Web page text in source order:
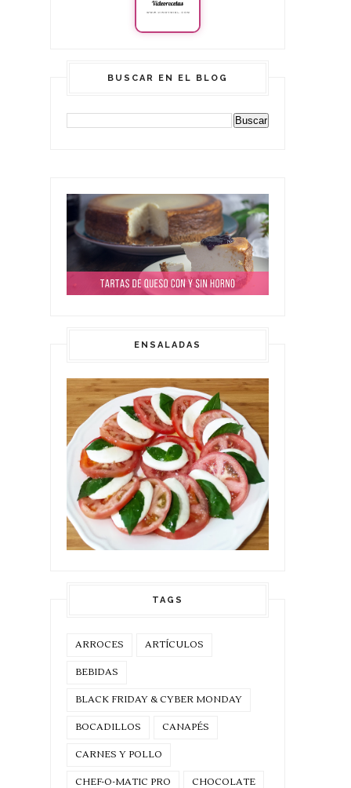
BUSCAR EN EL BLOG
ENSALADAS
TAGS
ARROCES ARTÍCULOS
BEBIDAS
BLACK FRIDAY & CYBER MONDAY
BOCADILLOS CANAPÉS
CARNES Y POLLO
CHEF-O-MATIC PRO CHOCOLATE